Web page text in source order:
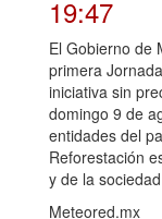
19:47
El Gobierno de
primera
iniciativa sin
domingo 9 de
entidades del
Reforestación
y de la
Meteored.mx